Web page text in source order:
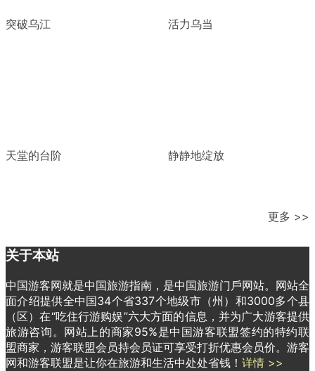
突破乌江 活力乌当
天堂的台阶 静静地绽放
更多 >>
关于本站
中国游客网就是中国旅游指南，是中国旅游门戶网站。网站全
面介绍提供全中国34个省337个地级市（州）和3000多个县
（区）在“吃住行游购娱”六大方面的信息，并为广大游客提供
旅游咨询。网站上的商家95%是中国游客联盟签约的特约联
盟商家，游客联盟会员持会员证可享受打折优惠会员价。游客
网和游客联盟是让你在旅游和生活中处处省钱！ 详情 >>